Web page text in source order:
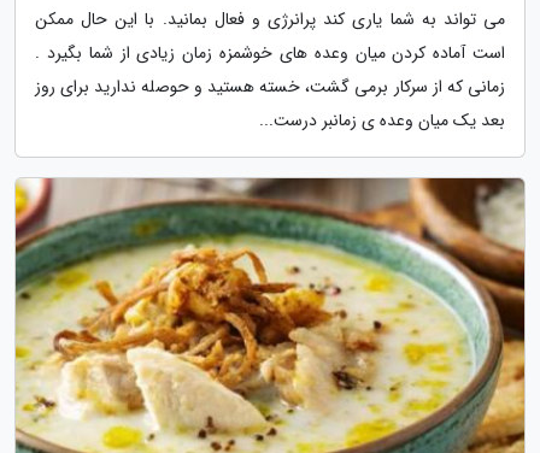
می تواند به شما یاری کند پرانرژی و فعال بمانید. با این حال ممکن
است آماده کردن میان وعده های خوشمزه زمان زیادی از شما بگیرد .
زمانی که از سرکار برمی گشت، خسته هستید و حوصله ندارید برای روز
بعد یک میان وعده ی زمانبر درست...